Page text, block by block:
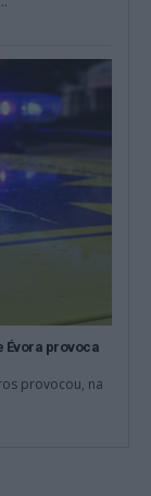
Évora provoca
provocou, na